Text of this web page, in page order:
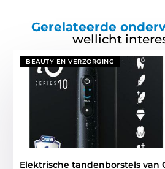
Gerelateerde
wellicht
BEAUTY EN VERZORGING
Elektrische tandenborstels van